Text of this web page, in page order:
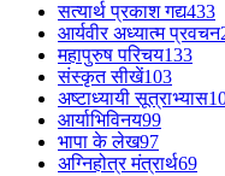
सत्यार्थ प्रकाश गद्य433
आर्यवीर अध्यात्म प्रवचन
महापुरुष परिचय133
संस्कृत सीखें103
अष्टाध्यायी सूत्राभ्यास
आर्याभिविनय99
भापा के लेख97
अग्निहोत्र मंत्रार्थ69